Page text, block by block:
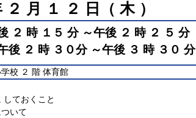
月 １ ２ 日（ 木 ）
２ 時 １５ 分 ～午後 ２ 時 ２ ５ 分
後 ２ 時 ３０分 ～午後 ３ 時 ３０ 分
校 ２ 階 体育館
しておくこと
ついて